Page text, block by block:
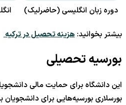
دوره زبان انگلیسی (حاضرلیک)
بیشتر بخوانید: هزینه تحصیل در ترکیه
بورسیه تحصیلی
این دانشگاه برای حمایت مالی
بورسلاری بورسیه‌هایی برای دانشجویان